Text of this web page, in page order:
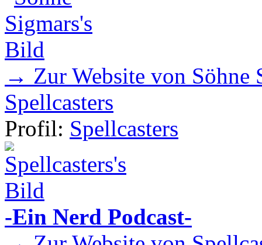
→ Zur Website von Söhne
Spellcasters
Profil: Spellcasters
-Ein Nerd Podcast-